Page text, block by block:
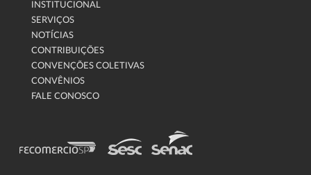
INSTITUCIONAL
SERVIÇOS
NOTÍCIAS
CONTRIBUIÇÕES
CONVENÇÕES COLETIVAS
CONVÊNIOS
FALE CONOSCO